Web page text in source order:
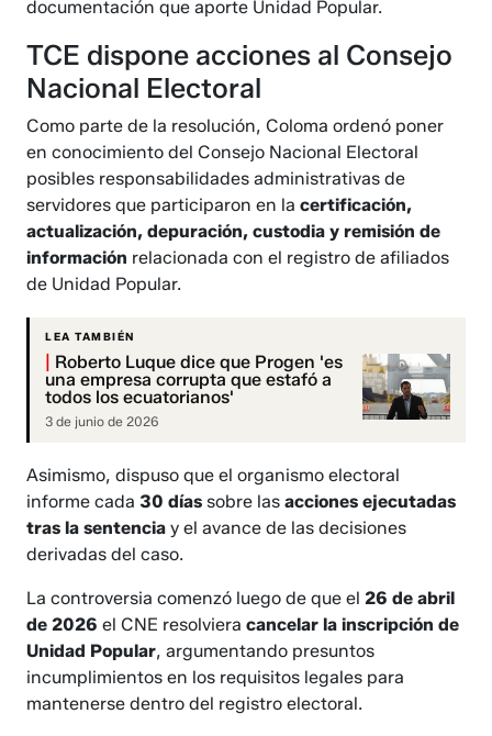
documentación que aporte Unidad Popular.
TCE dispone acciones al Consejo
Nacional Electoral
Como parte de la resolución, Coloma ordenó poner
en conocimiento del Consejo Nacional Electoral
posibles responsabilidades administrativas de
servidores que participaron en lacertificación,
actualización, depuración, custodia y remisión de
información relacionada con el registro de afiliados
de Unidad Popular.
LEA TAMBIÉN
Roberto Luque dice que Progen 'es
una empresa corrupta que estafó a
todos los ecuatorianos'
3 de junio de 2026
Asimismo, dispuso que el organismo electoral
informe cada 30 días sobre las acciones ejecutadas
tras la sentenciay el avance de las decisiones
derivadas del caso.
La controversia comenzó luego de que el26 de abril
de 2026 el CNE resolviera cancelar la inscripción de
Unidad Popular, argumentando presuntos
incumplimientos en los requisitos legales para
mantenerse dentro del registro electoral.